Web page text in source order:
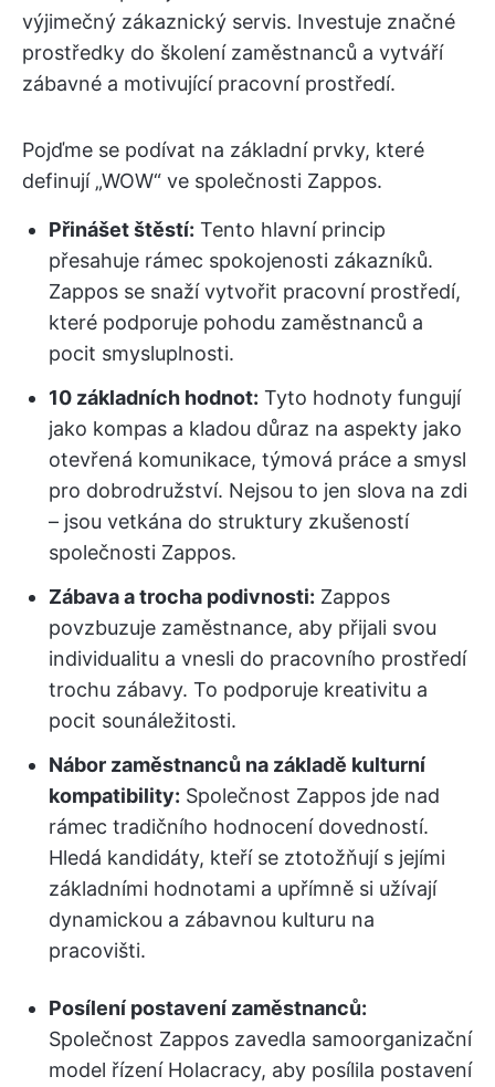
výjimečný zákaznický servis. Investuje značné
prostředky do školení zaměstnanců a vytváří
zábavné a motivující pracovní prostředí.
Pojďme se podívat na základní prvky, které
definují „WOW“ ve společnosti Zappos.
Přinášet štěstí: Tento hlavní princip
přesahuje rámec spokojenosti zákazníků.
Zappos se snaží vytvořit pracovní prostředí,
které podporuje pohodu zaměstnanců a
pocit smysluplnosti.
10 základních hodnot: Tyto hodnoty fungují
jako kompas a kladou důraz na aspekty jako
otevřená komunikace, týmová práce a smysl
pro dobrodružství. Nejsou to jen slova na zdi
– jsou vetkána do struktury zkušeností
společnosti Zappos.
Zábava a trocha podivnosti: Zappos
povzbuzuje zaměstnance, aby přijali svou
individualitu a vnesli do pracovního prostředí
trochu zábavy. To podporuje kreativitu a
pocit sounáležitosti.
Nábor zaměstnanců na základě kulturní
kompatibility: Společnost Zappos jde nad
rámec tradičního hodnocení dovedností.
Hledá kandidáty, kteří se ztotožňují s jejími
základními hodnotami a upřímně si užívají
dynamickou a zábavnou kulturu na
pracovišti.
Posílení postavení zaměstnanců:
Společnost Zappos zavedla samoorganizační
model řízení Holacracy, aby posílila postavení